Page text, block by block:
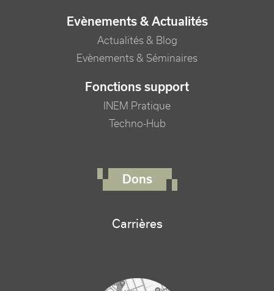
Evènements & Actualités
Actualités & Blog
Evènements & Séminaires
Fonctions support
INEM Pratique
Techno-Hub
Dons
Carrières